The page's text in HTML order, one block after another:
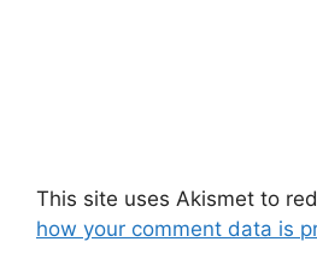
This site uses Akismet to
how your comment data is